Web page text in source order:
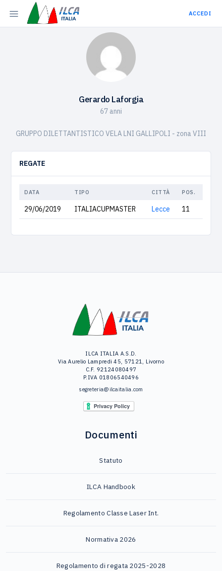
ACCEDI
Gerardo Laforgia
67 anni
GRUPPO DILETTANTISTICO VELA LNI GALLIPOLI - zona VIII
REGATE
DATA TIPO CITTÀ POS.
29/06/2019 ITALIACUPMASTER Lecce 11
ILCA ITALIA A.S.D.
Via Aurelio Lampredi 45, 57121, Livorno
C.F. 92124080497
P.IVA 01806540496
segreteria@ilcaitalia.com
Documenti
Statuto
ILCA Handbook
Regolamento Classe Laser Int.
Normativa 2026
Regolamento di regata 2025-2028